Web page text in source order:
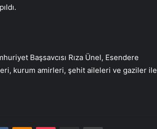
Başsavcısı Rıza Ünel, Esendere
kurum amirleri, şehit aileleri ve gaziler ile
VKontakteOdnoklassniki
Pocket E-Posta ile paylaş Yazdır